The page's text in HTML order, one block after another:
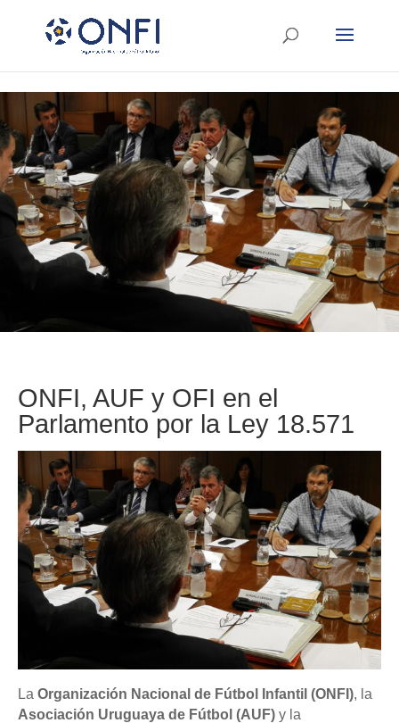
ONFI, AUF y OFI en el
Parlamento por la Ley 18.571
La Organización Nacional de Fútbol Infantil (ONFI), la
Asociación Uruguaya de Fútbol (AUF) y la